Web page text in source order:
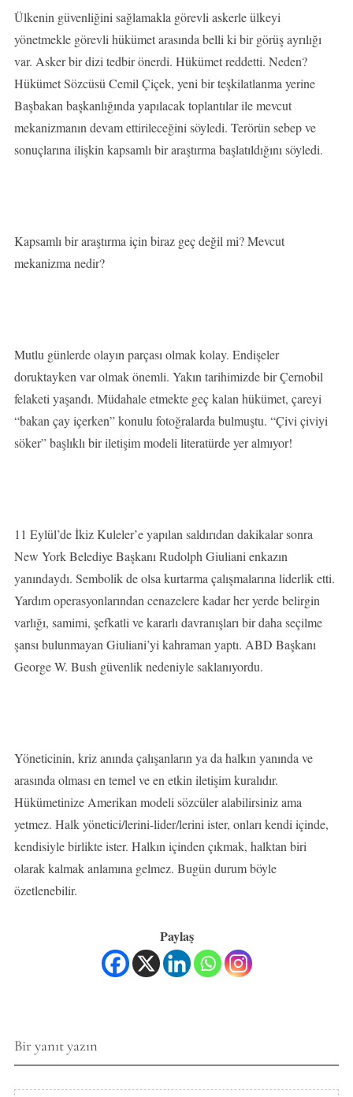
Ülkenin güvenliğini sağlamakla görevli askerle ülkeyi
yönetmekle görevli hükümet arasında belli ki bir görüş ayrılığı
var. Asker bir dizi tedbir önerdi. Hükümet reddetti. Neden?
Hükümet Sözcüsü Cemil Çiçek, yeni bir teşkilatlanma yerine
Başbakan başkanlığında yapılacak toplantılar ile mevcut
mekanizmanın devam ettirileceğini söyledi. Terörün sebep ve
sonuçlarına ilişkin kapsamlı bir araştırma başlatıldığını söyledi.
Kapsamlı bir araştırma için biraz geç değil mi? Mevcut
mekanizma nedir?
Mutlu günlerde olayın parçası olmak kolay. Endişeler
doruktayken var olmak önemli. Yakın tarihimizde bir Çernobil
felaketi yaşandı. Müdahale etmekte geç kalan hükümet, çareyi
“bakan çay içerken” konulu fotoğralarda bulmuştu. “Çivi çiviyi
söker” başlıklı bir iletişim modeli literatürde yer almıyor!
11 Eylül’de İkiz Kuleler’e yapılan saldırıdan dakikalar sonra
New York Belediye Başkanı Rudolph Giuliani enkazın
yanındaydı. Sembolik de olsa kurtarma çalışmalarına liderlik etti.
Yardım operasyonlarından cenazelere kadar her yerde belirgin
varlığı, samimi, şefkatli ve kararlı davranışları bir daha seçilme
şansı bulunmayan Giuliani’yi kahraman yaptı. ABD Başkanı
George W. Bush güvenlik nedeniyle saklanıyordu.
Yöneticinin, kriz anında çalışanların ya da halkın yanında ve
arasında olması en temel ve en etkin iletişim kuralıdır.
Hükümetinize Amerikan modeli sözcüler alabilirsiniz ama
yetmez. Halk yönetici/lerini-lider/lerini ister, onları kendi içinde,
kendisiyle birlikte ister. Halkın içinden çıkmak, halktan biri
olarak kalmak anlamına gelmez. Bugün durum böyle
özetlenebilir.
Paylaş
Bir yanıt yazın